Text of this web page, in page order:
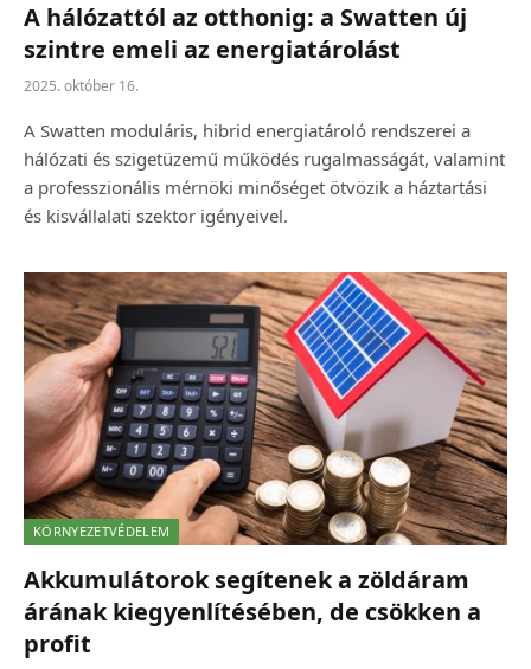
A hálózattól az otthonig: a Swatten új
szintre emeli az energiatárolást
2025. október 16.
A Swatten moduláris, hibrid energiatároló rendszerei a
hálózati és szigetüzemű működés rugalmasságát, valamint
a professzionális mérnöki minőséget ötvözik a háztartási
és kisvállalati szektor igényeivel.
KÖRNYEZETVÉDELEM
Akkumulátorok segítenek a zöldáram
árának kiegyenlítésében, de csökken a
profit